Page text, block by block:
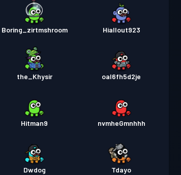
Boring_zirtmshroom Hiallout923
the_Khysir oal6fh5d2je
Hitman9 nvmheGmnhhh
Dwdog Tdayo